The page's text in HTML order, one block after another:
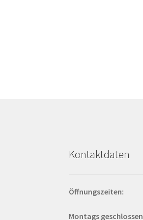
Kontaktdaten
Öffnungszeiten:
Montags geschlossen